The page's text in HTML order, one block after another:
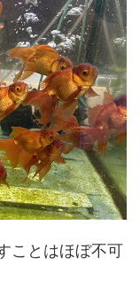
ことはほぼ不可